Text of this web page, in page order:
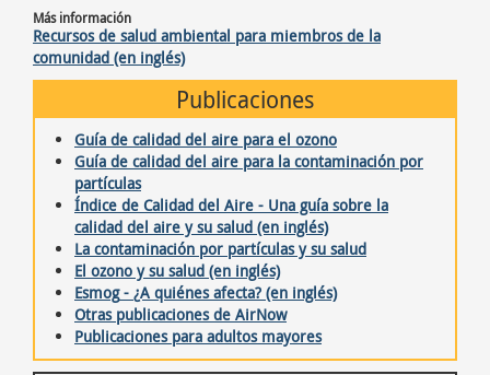
Más información
Recursos de salud ambiental para miembros de la
comunidad (en inglés)
Publicaciones
Guía de calidad del aire para el ozono
Guía de calidad del aire para la contaminación por
partículas
Índice de Calidad del Aire - Una guía sobre la
calidad del aire y su salud (en inglés)
La contaminación por partículas y su salud
El ozono y su salud (en inglés)
Esmog- ¿A quiénes afecta? (en inglés)
Otras publicaciones de AirNow
Publicaciones para adultos mayores